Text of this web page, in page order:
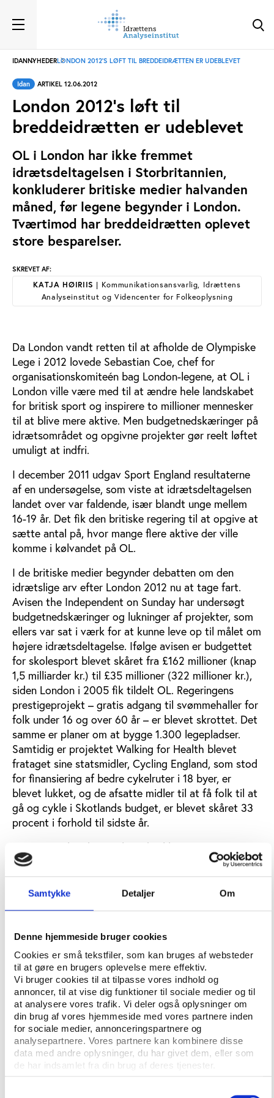
Samtykke Detaljer Om
Denne hjemmeside bruger cookies
Cookies er små tekstfiler, som kan bruges af websteder
til at gøre en brugers oplevelse mere effektiv.
Vi bruger cookies til at tilpasse vores indhold og
annoncer, til at vise dig funktioner til sociale medier og til
at analysere vores trafik. Vi deler også oplysninger om
din brug af vores hjemmeside med vores partnere inden
for sociale medier, annonceringspartnere og
analysepartnere. Vores partnere kan kombinere disse
data med andre oplysninger, du har givet dem, eller som
de har indsamlet fra din brug af deres tjenester.
IDANNYHEDERLONDON 2012'S LØFT TIL BREDDEIDRÆTTEN ER UDEBLEVET
Idan ARTIKEL 12.06.2012
London 2012's løft til
breddeidrætten er udeblevet
OL i London har ikke fremmet
idrætsdeltagelsen i Storbritannien,
konkluderer britiske medier halvanden
måned, før legene begynder i London.
Tværtimod har breddeidrætten oplevet
store besparelser.
SKREVET AF:
KATJA HØIRIIS | Kommunikationsansvarlig, Idrættens
Analyseinstitut og Videncenter for Folkeoplysning
Da London vandt retten til at afholde de Olympiske
Lege i 2012 lovede Sebastian Coe, chef for
organisationskomiteén bag London-legene, at OL i
London ville være med til at ændre hele landskabet
for britisk sport og inspirere to millioner mennesker
til at blive mere aktive. Men budgetnedskæringer på
idrætsområdet og opgivne projekter gør reelt løftet
umuligt at indfri.
I december 2011 udgav Sport England resultaterne
af en undersøgelse, som viste at idrætsdeltagelsen
landet over var faldende, især blandt unge mellem
16-19 år. Det fik den britiske regering til at opgive at
sætte antal på, hvor mange flere aktive der ville
komme i kølvandet på OL.
I de britiske medier begynder debatten om den
idrætslige arv efter London 2012 nu at tage fart.
Avisen the Independent on Sunday har undersøgt
budgetnedskæringer og lukninger af projekter, som
ellers var sat i værk for at kunne leve op til målet om
højere idrætsdeltagelse. Ifølge avisen er budgettet
for skolesport blevet skåret fra £162 millioner (knap
1,5 milliarder kr.) til £35 millioner (322 millioner kr.),
siden London i 2005 fik tildelt OL. Regeringens
prestigeprojekt – gratis adgang til svømmehaller for
folk under 16 og over 60 år – er blevet skrottet. Det
samme er planer om at bygge 1.300 legepladser.
Samtidig er projektet Walking for Health blevet
frataget sine statsmidler, Cycling England, som stod
for finansiering af bedre cykelruter i 18 byer, er
blevet lukket, og de afsatte midler til at få folk til at
gå og cykle i Skotlands budget, er blevet skåret 33
procent i forhold til sidste år.
I en national undersøgelse udtrykker næsten
halvdelen af de adspurgte, at de føler, at børn og
unge mangler muligheder for at dyrke idræt i skolen.
Halvdelen af drengene føler sig pressede til at dyrke
blev taget for at aktivere dem, ikke virkede, skiver
the Independent.
Kritik af Sport England
En reporter fra the Independent, Michael Calvin, som
personligt har deltaget i en del af de officielle møder
om, hvordan Storbritannien skulle indfri løftet om
flere aktive efter OL, siger direkte, at OL i London
ikke vil betyde større deltagelse i breddeidræt.